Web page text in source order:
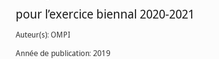
pour l’exercice biennal 2020-2021
Auteur(s): OMPI
Année de publication: 2019